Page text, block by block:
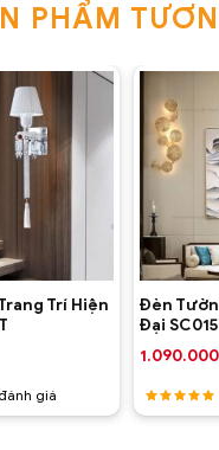
Trang Trí Hiện Đại SC096-
ĐTHĐ(2)
PHẨM
Trí Hiện
đánh giá
Đèn
Đại
1.090.000
Được